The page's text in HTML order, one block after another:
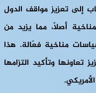
إلى تعزيز مواقف الدول
أصلاً، مما يزيد من
مناخية فعّالة. هذا
تعاونها وتأكيد التزامها